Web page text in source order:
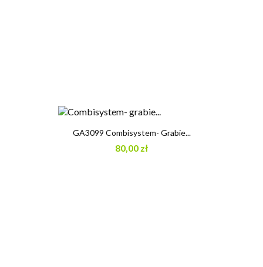
GA3099 Combisystem- Grabie...
80,00 zł